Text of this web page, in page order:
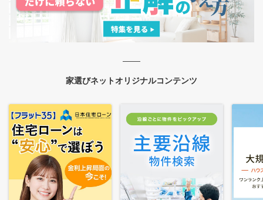
家選びネットオリジナルコンテンツ